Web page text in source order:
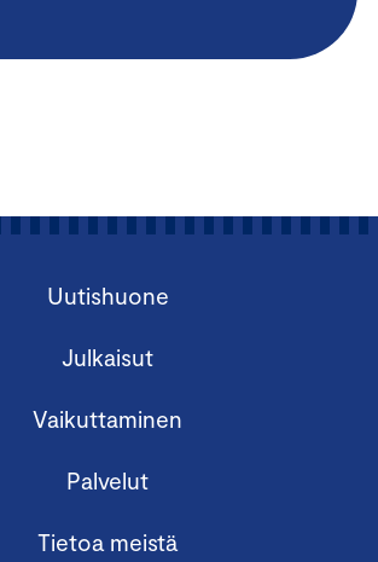
Uutishuone
Julkaisut
Vaikuttaminen
Palvelut
Tietoa meistä